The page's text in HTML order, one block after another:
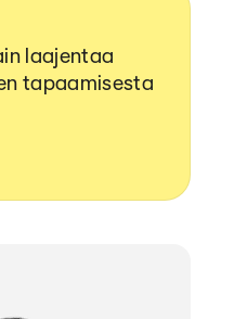
laajentaa
tapaamisesta